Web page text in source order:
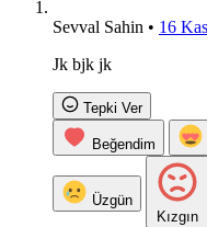
Sevval Sahin • 16
Jk bjk jk
Tepki Ver
Beğendim
Üzgün
Kızgın